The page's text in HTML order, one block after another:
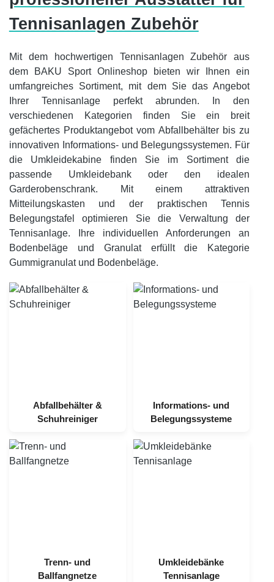
Tennisanlagen Zubehör
Mit dem hochwertigen Tennisanlagen Zubehör aus
dem BAKU Sport Onlineshop bieten wir Ihnen ein
umfangreiches Sortiment, mit dem Sie das Angebot
Ihrer Tennisanlage perfekt abrunden. In den
verschiedenen Kategorien finden Sie ein breit
gefächertes Produktangebot vom Abfallbehälter bis zu
innovativen Informations- und Belegungssystemen. Für
die Umkleidekabine finden Sie im Sortiment die
passende Umkleidebank oder den idealen
Garderobenschrank. Mit einem attraktiven
Mitteilungskasten und der praktischen Tennis
Belegungstafel optimieren Sie die Verwaltung der
Tennisanlage. Ihre individuellen Anforderungen an
Bodenbeläge und Granulat erfüllt die Kategorie
Gummigranulat und Bodenbeläge.
Abfallbehälter &
Schuhreiniger
Informations- und
Belegungssysteme
Trenn- und
Ballfangnetze
Umkleidebänke
Tennisanlage